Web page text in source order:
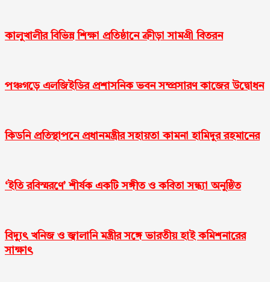
কালুখালীর বিভিন্ন শিক্ষা প্রতিষ্ঠানে ক্রীড়া সামগ্রী বিতরন
পঞ্চগড়ে এলজিইডির প্রশাসনিক ভবন সম্প্রসারণ কাজের উদ্বোধন
কিডনি প্রতিস্থাপনে প্রধানমন্ত্রীর সহায়তা কামনা হামিদুর রহমানের
‘ইতি রবিস্মরণে’ শীর্ষক একটি সঙ্গীত ও কবিতা সন্ধ্যা অনুষ্ঠিত
বিদ্যুৎ খনিজ ও জ্বালানি মন্ত্রীর সঙ্গে ভারতীয় হাই কমিশনারের
সাক্ষাৎ